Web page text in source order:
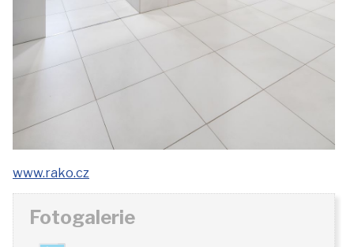
www.rako.cz
Fotogalerie